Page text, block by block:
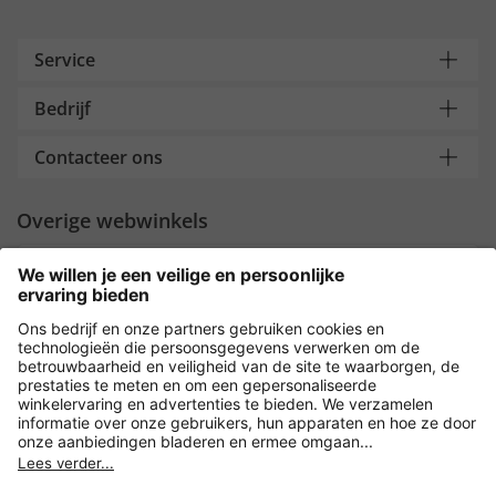
Service
Bedrijf
Contacteer ons
Overige webwinkels
Nederland
Payment and Delivery
Versleuteling met